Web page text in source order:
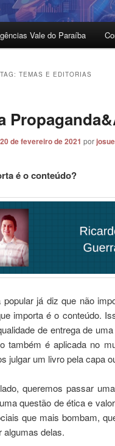
Vale do Paraíba
TEMAS E EDITORIAS
20 de fevereiro de 2021 por
é o conteúdo?
popular já diz que não
importa é o conteúdo.
de entrega de
também é aplicada no
julgar um livro pela capa
queremos passar
questão de ética e
que mais bombam,
algumas delas.